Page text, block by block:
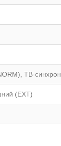
ТВ-
(EXT)